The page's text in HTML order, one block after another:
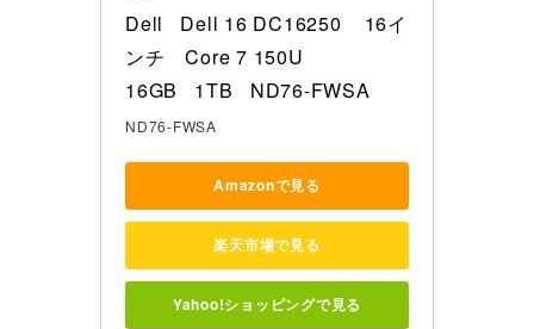
Dell   Dell 16 DC16250    16イ
ンチ　Core 7 150U
16GB   1TB   ND76-FWSA
ND76-FWSA
Amazonで見る
楽天市場で見る
Yahoo!ショッピングで見る